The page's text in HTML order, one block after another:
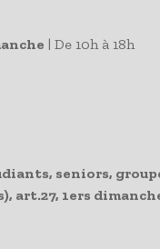
| De 10h à 18h
seniors,
art.27, 1ers